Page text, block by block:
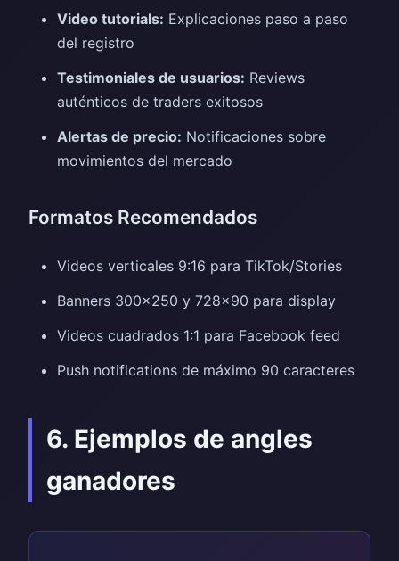
Video tutorials: Explicaciones paso a paso
del registro
Testimoniales de usuarios: Reviews
auténticos de traders exitosos
Alertas de precio: Notificaciones sobre
movimientos del mercado
Formatos Recomendados
Videos verticales 9:16 para TikTok/Stories
Banners 300x250 y 728x90 para display
Videos cuadrados 1:1 para Facebook feed
Push notifications de máximo 90 caracteres
6. Ejemplos de angles
ganadores